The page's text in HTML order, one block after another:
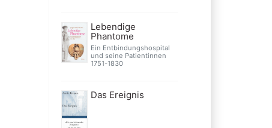
Lebendige
Phantome
Ein Entbindungshospital
und seine Patientinnen
1751-1830
Das Ereignis